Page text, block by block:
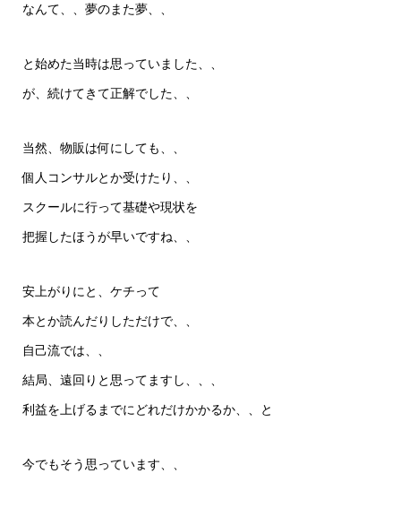
なんて、、夢のまた夢、、
と始めた当時は思っていました、、
が、続けてきて正解でした、、
当然、物販は何にしても、、
個人コンサルとか受けたり、、
スクールに行って基礎や現状を
把握したほうが早いですね、、
安上がりにと、ケチって
本とか読んだりしただけで、、
自己流では、、
結局、遠回りと思ってますし、、、
利益を上げるまでにどれだけかかるか、、と
今でもそう思っています、、